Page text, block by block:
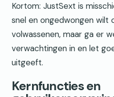
Kortom: JustSext is
snel en ongedwongen wilt
volwassenen, maar ga er
verwachtingen in en let
uitgeeft.
Kernfuncties en